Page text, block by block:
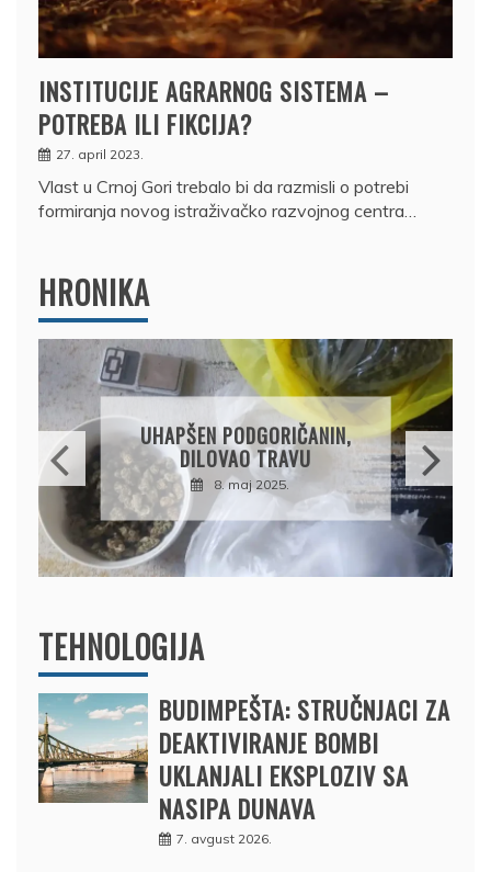
INSTITUCIJE AGRARNOG SISTEMA –
POTREBA ILI FIKCIJA?
27. april 2023.
Vlast u Crnoj Gori trebalo bi da razmisli o potrebi
formiranja novog istraživačko razvojnog centra…
HRONIKA
DRŽAVLJANIN RUSIJE
OSUMNJIČEN DA JE
PRODAO TUĐI BMW,
DRŽAVU NAPUSTIO
BRODOM
12. februar 2025.
TEHNOLOGIJA
BUDIMPEŠTA: STRUČNJACI ZA
DEAKTIVIRANJE BOMBI
UKLANJALI EKSPLOZIV SA
NASIPA DUNAVA
7. avgust 2026.